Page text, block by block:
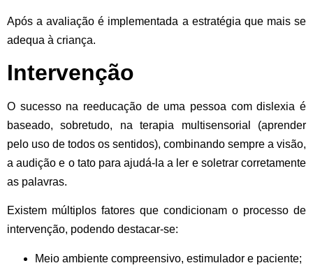
Após a avaliação é implementada a estratégia que mais se
adequa à criança.
Intervenção
O sucesso na reeducação de uma pessoa com dislexia é
baseado, sobretudo, na terapia multisensorial (aprender
pelo uso de todos os sentidos), combinando sempre a visão,
a audição e o tato para ajudá-la a ler e soletrar corretamente
as palavras.
Existem múltiplos fatores que condicionam o processo de
intervenção, podendo destacar-se:
Meio ambiente compreensivo, estimulador e paciente;